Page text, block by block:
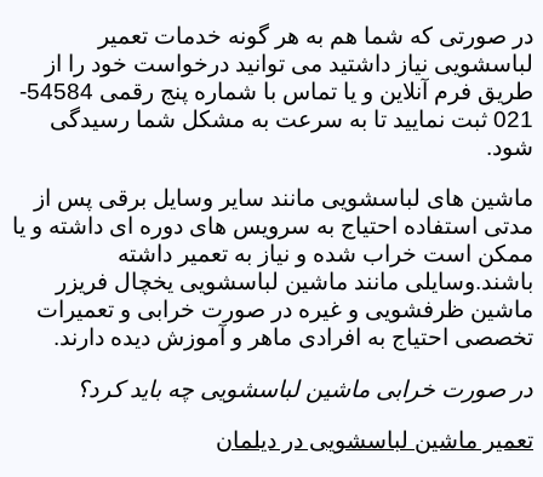
در صورتی که شما هم به هر گونه خدمات تعمیر
لباسشویی نیاز داشتید می توانید درخواست خود را از
طریق فرم آنلاین و یا تماس با شماره پنج رقمی 54584-
021 ثبت نمایید تا به سرعت به مشکل شما رسیدگی
شود.
ماشین های لباسشویی مانند سایر وسایل برقی پس از
مدتی استفاده احتیاج به سرویس های دوره ای داشته و یا
ممکن است خراب شده و نیاز به تعمیر داشته
باشند.وسایلی مانند ماشین لباسشویی یخچال فریزر
ماشین ظرفشویی و غیره در صورت خرابی و تعمیرات
تخصصی احتیاج به افرادی ماهر و آموزش دیده دارند.
در صورت خرابی ماشین لباسشویی چه باید کرد؟
تعمیر ماشین لباسشویی در دیلمان